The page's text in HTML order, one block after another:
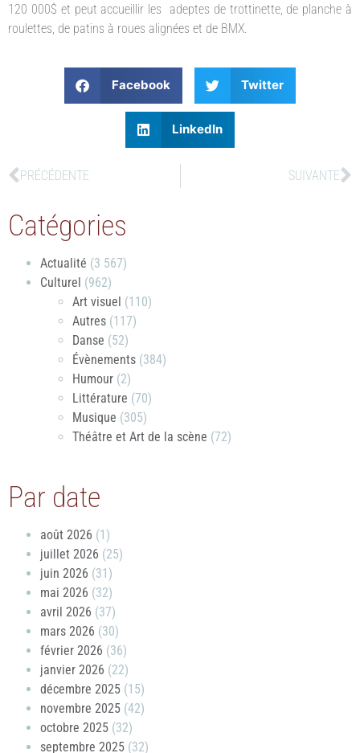
120 000$ et peut accueillir les adeptes de trottinette, de planche à
roulettes, de patins à roues alignées et de BMX.
Facebook Twitter
LinkedIn
PRÉCÉDENTE SUIVANTE
Catégories
Actualité (3 567)
Culturel (962)
Art visuel (110)
Autres (117)
Danse (52)
Évènements (384)
Humour (2)
Littérature (70)
Musique (305)
Théâtre et Art de la scène (72)
Par date
août 2026 (1)
juillet 2026 (25)
juin 2026 (31)
mai 2026 (32)
avril 2026 (37)
mars 2026 (30)
février 2026 (36)
janvier 2026 (22)
décembre 2025 (15)
novembre 2025 (42)
octobre 2025 (32)
septembre 2025 (32)